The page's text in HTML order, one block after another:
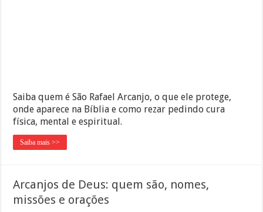
Saiba quem é São Rafael Arcanjo, o que ele protege,
onde aparece na Bíblia e como rezar pedindo cura
física, mental e espiritual.
Saiba mais >>
Arcanjos de Deus: quem são, nomes,
missões e orações